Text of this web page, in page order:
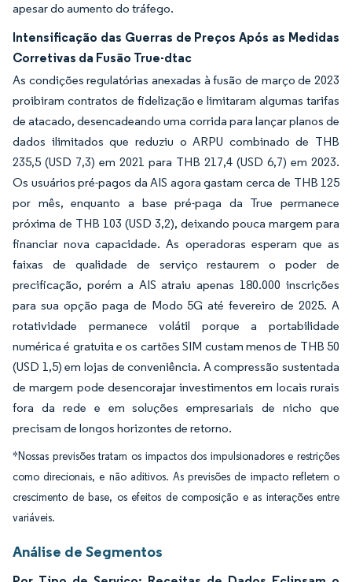
apesar do aumento do tráfego.
Intensificação das Guerras de Preços Após as Medidas
Corretivas da Fusão True-dtac
As condições regulatórias anexadas à fusão de março de 2023
proibiram contratos de fidelização e limitaram algumas tarifas
de atacado, desencadeando uma corrida para lançar planos de
dados ilimitados que reduziu o ARPU combinado de THB
235,5 (USD 7,3) em 2021 para THB 217,4 (USD 6,7) em 2023.
Os usuários pré-pagos da AIS agora gastam cerca de THB 125
por mês, enquanto a base pré-paga da True permanece
próxima de THB 103 (USD 3,2), deixando pouca margem para
financiar nova capacidade. As operadoras esperam que as
faixas de qualidade de serviço restaurem o poder de
precificação, porém a AIS atraiu apenas 180.000 inscrições
para sua opção paga de Modo 5G até fevereiro de 2025. A
rotatividade permanece volátil porque a portabilidade
numérica é gratuita e os cartões SIM custam menos de THB 50
(USD 1,5) em lojas de conveniência. A compressão sustentada
de margem pode desencorajar investimentos em locais rurais
fora da rede e em soluções empresariais de nicho que
precisam de longos horizontes de retorno.
*Nossas previsões tratam os impactos dos impulsionadores e restrições
como direcionais, e não aditivos. As previsões de impacto refletem o
crescimento de base, os efeitos de composição e as interações entre
variáveis.
Análise de Segmentos